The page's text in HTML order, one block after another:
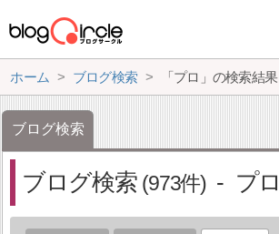
ホーム ブログ検索 「プロ」の検索結果
ブログ検索
ブログ検索 973 プロ